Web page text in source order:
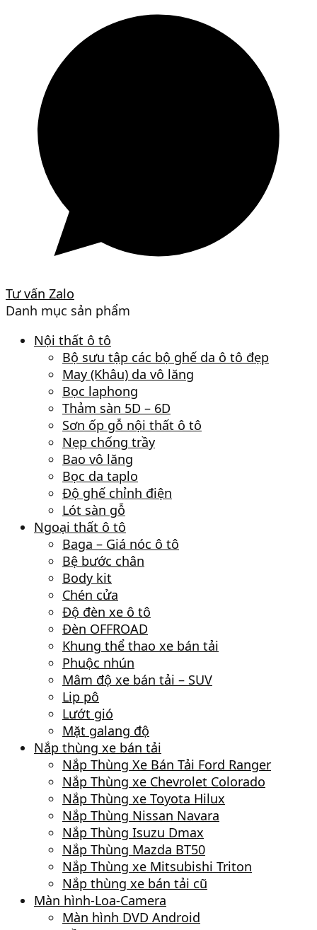
Tư vấn Zalo
Danh mục sản phẩm
Nội thất ô tô
Bộ sưu tập các bộ ghế da ô tô đẹp
May (Khâu) da vô lăng
Bọc laphong
Thảm sàn 5D – 6D
Sơn ốp gỗ nội thất ô tô
Nẹp chống trầy
Bao vô lăng
Bọc da taplo
Độ ghế chỉnh điện
Lót sàn gỗ
Ngoại thất ô tô
Baga – Giá nóc ô tô
Bệ bước chân
Body kit
Chén cửa
Độ đèn xe ô tô
Đèn OFFROAD
Khung thể thao xe bán tải
Phuộc nhún
Mâm độ xe bán tải – SUV
Lip pô
Lướt gió
Mặt galang độ
Nắp thùng xe bán tải
Nắp Thùng Xe Bán Tải Ford Ranger
Nắp Thùng xe Chevrolet Colorado
Nắp Thùng xe Toyota Hilux
Nắp Thùng Nissan Navara
Nắp Thùng Isuzu Dmax
Nắp Thùng Mazda BT50
Nắp Thùng xe Mitsubishi Triton
Nắp thùng xe bán tải cũ
Màn hình-Loa-Camera
Màn hình DVD Android